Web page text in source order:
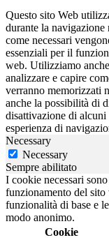
Questo sito Web
durante la
come necessari
essenziali per il
web. Utilizziamo
analizzare e capire
verranno memorizzati
anche la possibilità di
disattivazione di
esperienza di
Necessary
Necessary
Sempre abilitato
I cookie necessari
funzionamento del
funzionalità di base e
modo anonimo.
Cookie